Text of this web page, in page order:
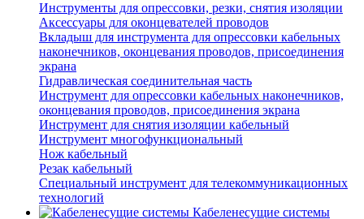
Инструменты для опрессовки, резки, снятия изоляции
Аксессуары для оконцевателей проводов
Вкладыш для инструмента для опрессовки кабельных
наконечников, оконцевания проводов, присоединения
экрана
Гидравлическая соединительная часть
Инструмент для опрессовки кабельных наконечников,
оконцевания проводов, присоединения экрана
Инструмент для снятия изоляции кабельный
Инструмент многофункциональный
Нож кабельный
Резак кабельный
Специальный инструмент для телекоммуникационных
технологий
Кабеленесущие системы